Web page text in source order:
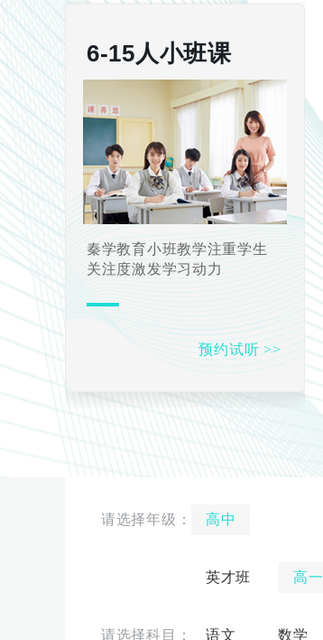
6-15人小班课
秦学教育小班教学注重学生
关注度激发学习动力
预约试听 >>
高中
英才班 高一
语文 数学